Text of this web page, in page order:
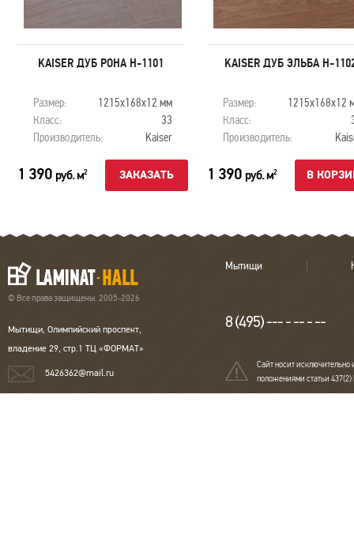
KAISER ДУБ РОНА H-1101
Размер:
1215х168х12 мм
Класс:
33
Производитель:
Kaiser
1 390 руб. м2 ЗАКАЗАТЬ
KAISER ДУБ ЭЛЬБА H-
Размер:
1215х168х12
Класс:
Производитель:
1 390 руб. м2 В
© Все права защищены. 2005-2026
Мытищи, Олимпийский проспект,
владение 29, стр.1 ТЦ «ФОРМАТ»
5426362@mail.ru
Мытищи
8 (495) --- - -- - --
Сайт носит исключительно
положениями статьи